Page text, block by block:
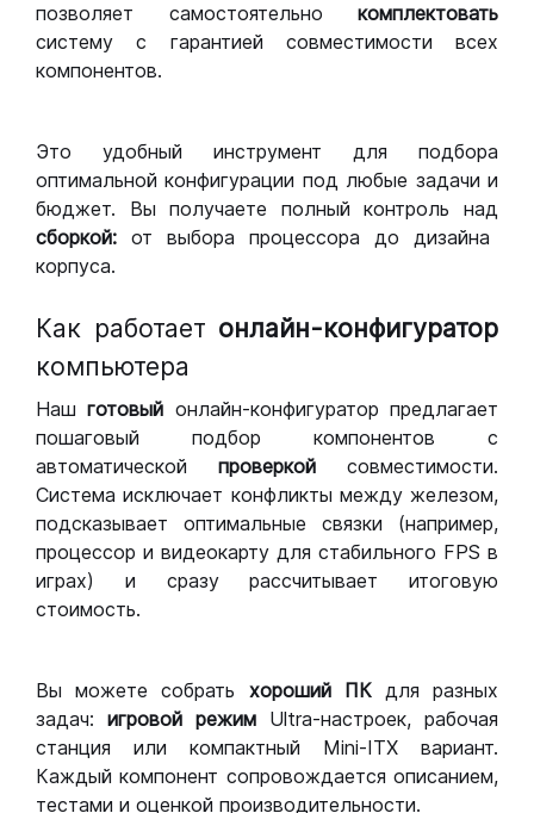
позволяет самостоятельно комплектовать
систему с гарантией совместимости всех
компонентов.
Это удобный инструмент для подбора
оптимальной конфигурации под любые задачи и
бюджет. Вы получаете полный контроль над
сборкой: от выбора процессора до дизайна
корпуса.
Как работает онлайн-конфигуратор
компьютера
Нашготовый онлайн-конфигуратор предлагает
пошаговый подбор компонентов с
автоматической проверкой совместимости.
Система исключает конфликты между железом,
подсказывает оптимальные связки (например,
процессор и видеокарту для стабильного FPS в
играх) и сразу рассчитывает итоговую
стоимость.
Вы можете собрать хороший ПКдля разных
задач: игровой режим Ultra-настроек, рабочая
станция или компактный Mini-ITX вариант.
Каждый компонент сопровождается описанием,
тестами и оценкой производительности.